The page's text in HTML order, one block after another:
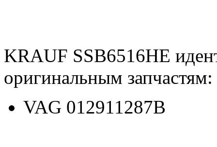
KRAUF SSB6516HE
оригинальным запчастям:
VAG 012911287B